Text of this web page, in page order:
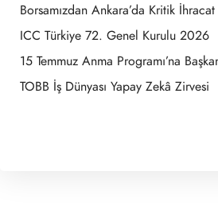
Borsamızdan Ankara’da Kritik İhracat
ICC Türkiye 72. Genel Kurulu 2026
15 Temmuz Anma Programı’na
TOBB İş Dünyası Yapay Zekâ Zirvesi